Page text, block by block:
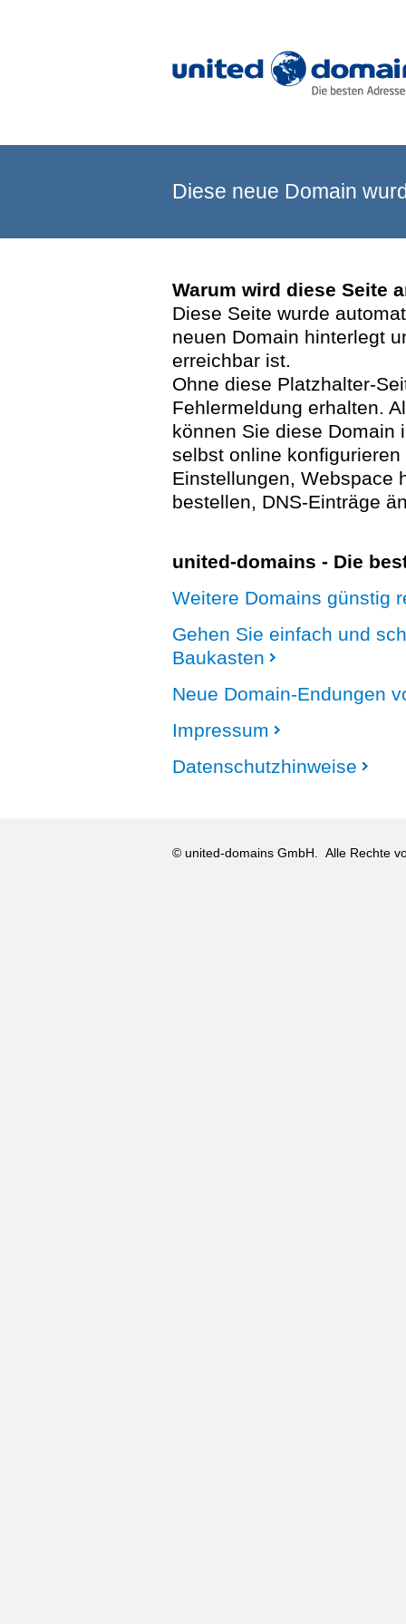
Diese neue Domain
Warum wird diese Seite
Diese Seite wurde
neuen Domain hinterlegt
erreichbar ist.
Ohne diese Platzhalter-
Fehlermeldung erhalten.
können Sie diese Domain
selbst online
Einstellungen, Webspace
bestellen, DNS-Einträge
united-domains - Die
Weitere Domains günstig
Gehen Sie einfach und
Baukasten
Neue Domain-Endungen
Impressum
Datenschutzhinweise
© united-domains GmbH. Alle Rechte